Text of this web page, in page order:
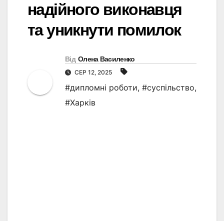
надійного виконавця
та уникнути помилок
Від Олена Василенко
СЕР 12, 2025
#дипломні роботи, #суспільство,
#Харків